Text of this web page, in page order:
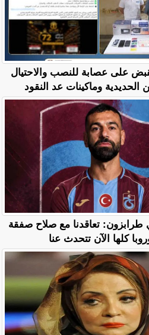
على عصابة للنصب والاحتيال
الحديدية وماكينات عد النقود
طرابزون: تعاقدنا مع صلاح صفقة
كلها الآن تتحدث عنا